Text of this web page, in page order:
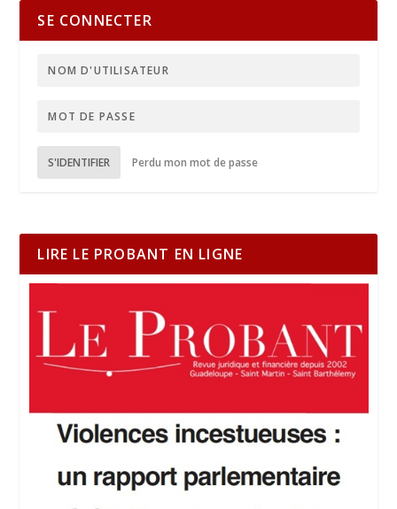
SE CONNECTER
S'IDENTIFIER Perdu mon mot de passe
LIRE LE PROBANT EN LIGNE